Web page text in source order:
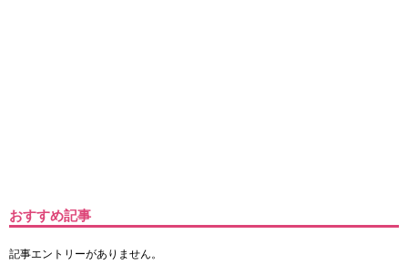
おすすめ記事
記事エントリーがありません。